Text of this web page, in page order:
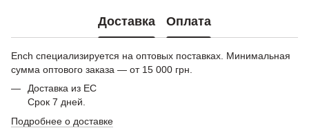
Доставка Оплата
Ench специализируется на оптовых поставках. Минимальная
сумма оптового заказа — от 15 000 грн.
Доставка из ЕС
Срок 7 дней.
Подробнее о доставке